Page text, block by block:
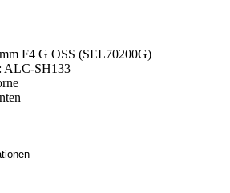
F4 G OSS (SEL70200G)
ALC-SH133